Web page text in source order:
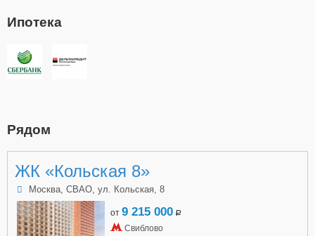
Ипотека
Рядом
ЖК «Кольская 8»
Москва, СВАО, ул. Кольская, 8
от 9 215 000 a
Свиблово